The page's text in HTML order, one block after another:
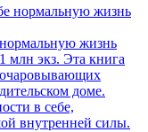
жизнь
млн экз. Эта книга
доме.
в себе,
внутренней силы.